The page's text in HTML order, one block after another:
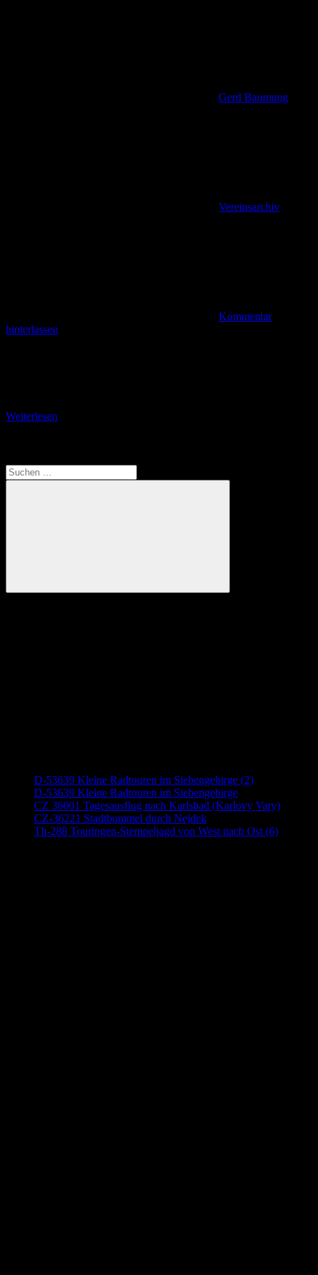
Gerd Baumung
Vereinsarchiv
Kommentar
hinterlassen
Weiterlesen
Suchen
nach:
Suchen
D-53639 Kleine Radtouren im Siebengebirge (2)
D-53639 Kleine Radtouren im Siebengebirge
CZ 36001 Tagesausflug nach Karlsbad (Karlovy Vary)
CZ-36221 Stadtbummel durch Nejdek
Th-288 Touringen-Stempeljagd von West nach Ost (6)